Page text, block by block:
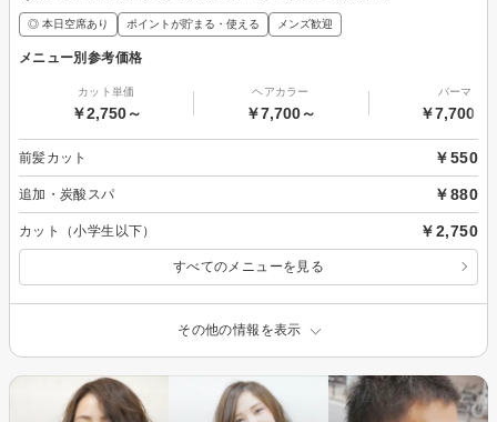
◎ 本日空席あり ポイントが貯まる・使える メンズ歓迎
メニュー別参考価格
カット単価
￥2,750～
ヘアカラー
￥7,700～
パーマ
￥7,700～
前髪カット ￥550
追加・炭酸スパ ￥880
カット（小学生以下） ￥2,750
すべてのメニューを見る
その他の情報を表示